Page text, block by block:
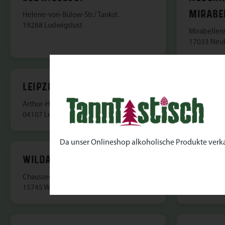
Helene-von-Bülow-Str./ Tankst.
19288 Ludwigslust
17033
LEIPZIG
Arthur-Hoffmann-Str. 4-6
04107 Leipzig
Am
13507 Berlin
WILDAU
Chausseestr. 1
15745 Wildau
Da unser Onlineshop alkoholische Produkte